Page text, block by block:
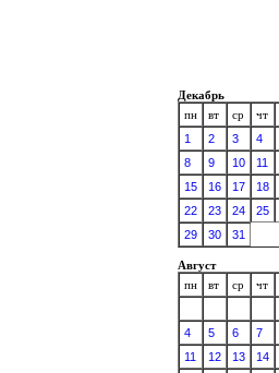
Декабрь
пн
вт ср чт
1
2 3 4
8
9 10 11
15
16 17 18
22
23 24 25
29
30 31
Август
пн
вт ср чт
4
5 6 7
11
12 13 14